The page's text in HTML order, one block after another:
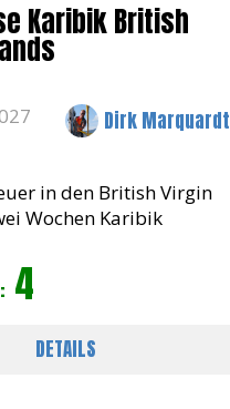
Karibik British
Dirk Marquardt
in den British Virgin
Wochen Karibik
dem Herzen der
Islands. Mit mehreren
4
DETAILS